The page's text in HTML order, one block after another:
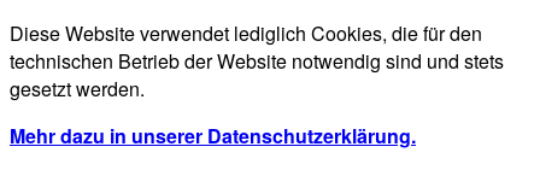
Diese Website verwendet lediglich Cookies, die für den
technischen Betrieb der Website notwendig sind und stets
gesetzt werden.
Mehr dazu in unserer Datenschutzerklärung.